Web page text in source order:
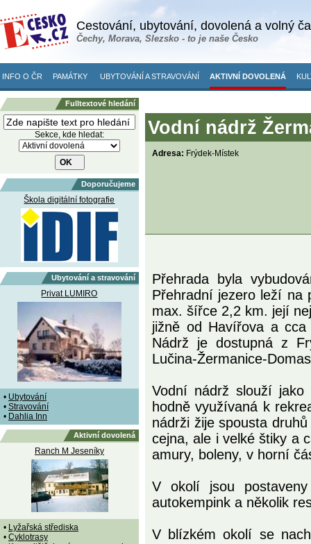
Cestování, ubytování, dovolená a volný
Čechy, Morava, Slezsko - to je naše Česko
INFO O ČR PAMÁTKY UBYTOVÁNÍ A STRAVOVÁNÍ AKTIVNÍ DOVOLENÁ
Fulltextové hledání
Sekce, kde hledat:
Doporučujeme
Škola digitální fotografie
Ubytování a stravování
Privat LUMIRO
• Ubytování
• Stravování
• Dahlia Inn
Aktivní dovolená
Ranch M Jeseníky
• Lyžařská střediska
• Cyklotrasy
Vodní nádrž
Adresa: Frýdek-Místek
Přehrada byla
Přehradní jezero leží na
max. šířce 2,2 km. její
jižně od Havířova a
Nádrž je dostupná z
Lučina-Žermanice-
Vodní nádrž slouží
hodně využívaná k
nádrži žije spousta
cejna, ale i velké štiky a
amury, boleny, v horní
V okolí jsou
autokempink a několik
V blízkém okolí se